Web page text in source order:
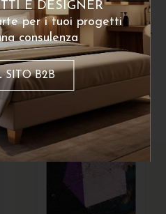
artista
E DESIGNER
per i tuoi progetti
consulenza
SITO B2B